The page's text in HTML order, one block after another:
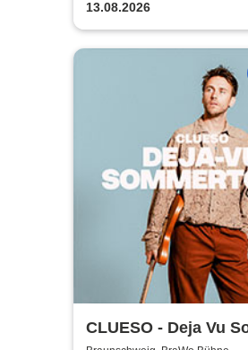
13.08.2026
CLUESO - Deja Vu